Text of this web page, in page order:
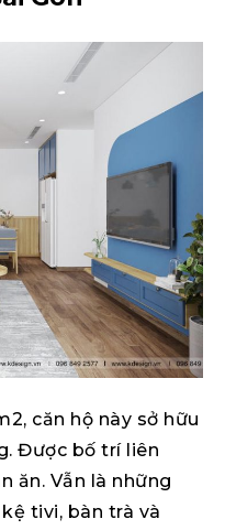
căn hộ này sở hữu
Được bố trí liên
ăn. Vẫn là những
tivi, bàn trà và